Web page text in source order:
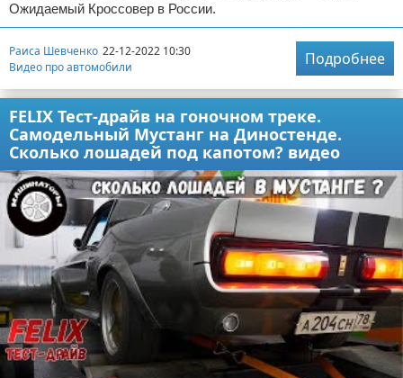
Ожидаемый Кроссовер в России.
Раиса Шевченко 22-12-2022 10:30
Видео про автомобили
Подробнее
FELIX Тест-драйв на гоночном треке.
Самодельный Мустанг на Диностенде.
Сколько лошадей под капотом? видео